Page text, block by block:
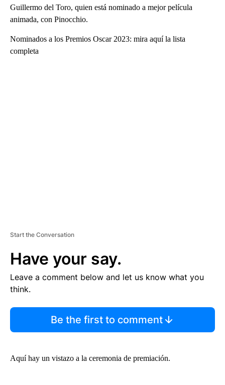
Guillermo del Toro, quien está nominado a mejor película
animada, con Pinocchio.
Nominados a los Premios Oscar 2023: mira aquí la lista
completa
Start the Conversation
Have your say.
Leave a comment below and let us know what you
think.
Be the first to comment
Aquí hay un vistazo a la ceremonia de premiación.